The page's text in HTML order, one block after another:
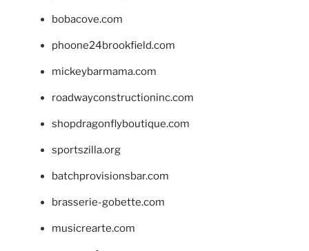
bobacove.com
phoone24brookfield.com
mickeybarmama.com
roadwayconstructioninc.com
shopdragonflyboutique.com
sportszilla.org
batchprovisionsbar.com
brasserie-gobette.com
musicrearte.com